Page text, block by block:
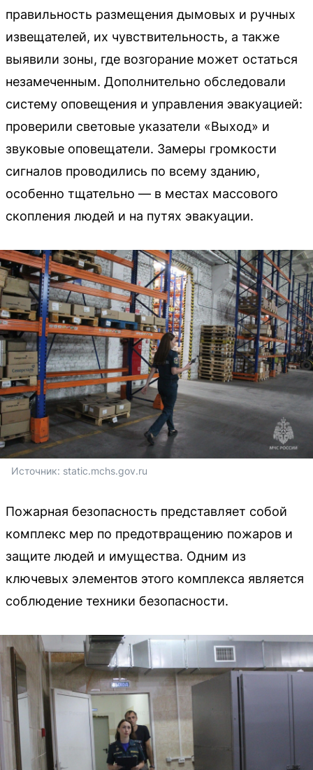
правильность размещения дымовых и ручных
извещателей, их чувствительность, а также
выявили зоны, где возгорание может остаться
незамеченным. Дополнительно обследовали
систему оповещения и управления эвакуацией:
проверили световые указатели «Выход» и
звуковые оповещатели. Замеры громкости
сигналов проводились по всему зданию,
особенно тщательно — в местах массового
скопления людей и на путях эвакуации.
Источник: static.mchs.gov.ru
Пожарная безопасность представляет собой
комплекс мер по предотвращению пожаров и
защите людей и имущества. Одним из
ключевых элементов этого комплекса является
соблюдение техники безопасности.